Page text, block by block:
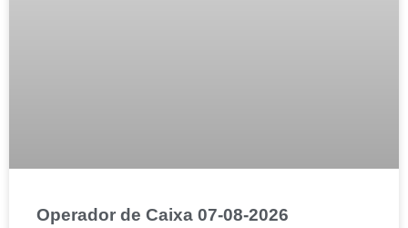
Operador de Caixa 07-08-2026